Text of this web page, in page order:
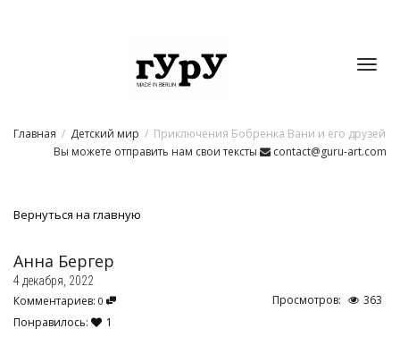
Главная Детский мир
Приключения Бобренка Вани и его друзей
Вы можете отправить нам свои тексты
contact@guru-art.com
Вернуться на главную
Анна Бергер
4 декабря, 2022
Комментариев: 0 Просмотров:
363
Понравилось:
1